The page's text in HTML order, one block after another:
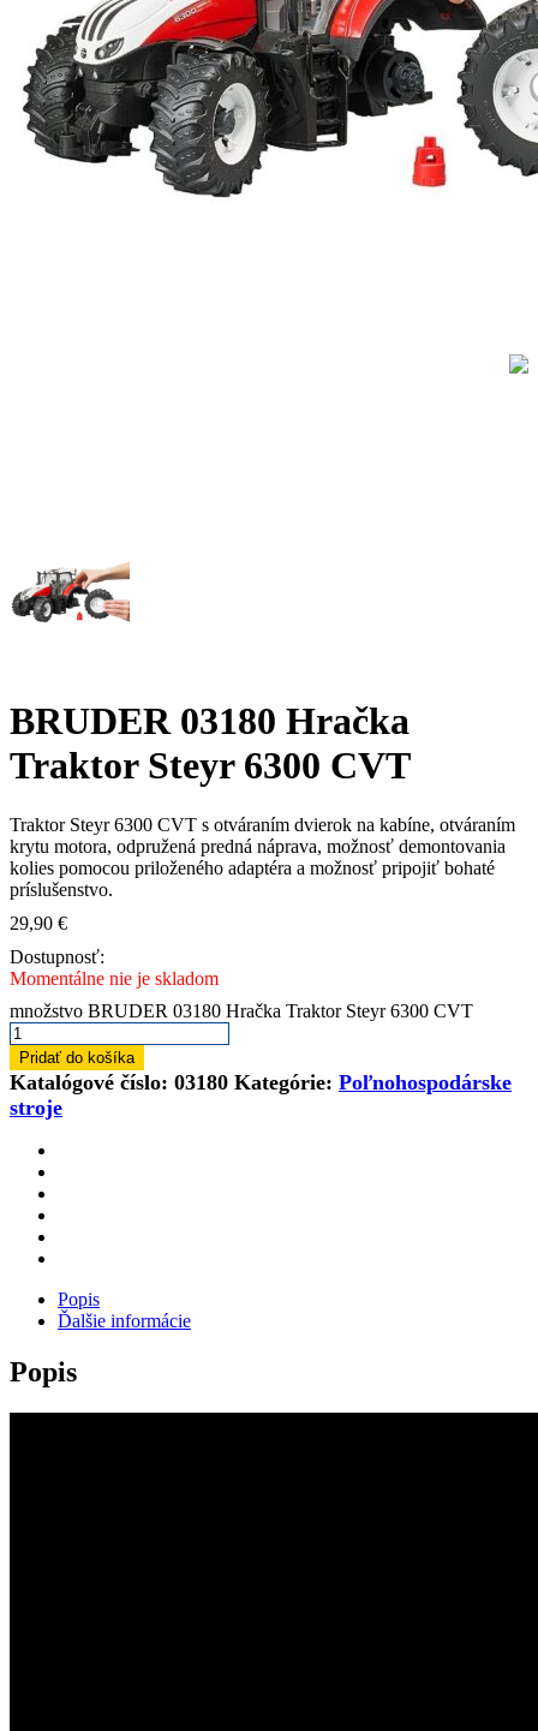
BRUDER 03180 Hračka
Traktor Steyr 6300 CVT
Traktor Steyr 6300 CVT s otváraním dvierok na kabíne, otváraním
krytu motora, odpružená predná náprava, možnosť demontovania
kolies pomocou priloženého adaptéra a možnosť pripojiť bohaté
príslušenstvo.
29,90 €
Dostupnosť:
Momentálne nie je skladom
množstvo BRUDER 03180 Hračka Traktor Steyr 6300 CVT
Pridať do košíka
Katalógové číslo: 03180 Kategórie: Poľnohospodárske
stroje
Popis
Ďalšie informácie
Popis